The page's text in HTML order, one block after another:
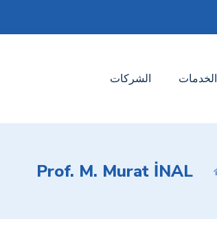
الشركات الخدمات
Prof. M. Murat İNAL